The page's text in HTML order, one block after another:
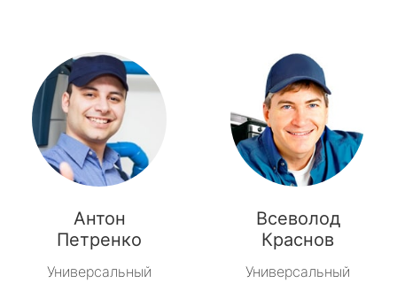
Антон
Петренко
Универсальный
Всеволод
Краснов
Универсальный